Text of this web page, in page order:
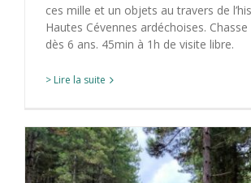
ces mille et un objets au travers de
Hautes Cévennes ardéchoises.
dès 6 ans. 45min à 1h de visite libre.
> Lire la suite